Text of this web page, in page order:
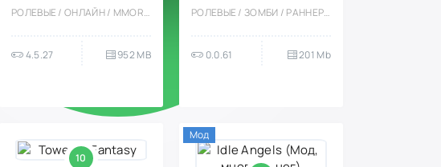
РОЛЕВЫЕ / ОНЛАЙН / MMORPG / АНИМЕ / МНОГОПОЛЬЗОВАТЕЛЬСКАЯ / СОРЕВНОВАТЕЛЬНАЯ / PVP / ЭКШЕНЫ / БОЛЬШАЯ / ВСТРОЕННЫЙ КЕШ
4.5.27 952 MB
РОЛЕВЫЕ / ЗОМБИ / РАННЕРЫ / ЭКШЕНЫ / ОДНОПОЛЬЗОВАТЕЛЬСКИЕ / МОД / ОФЛАЙН / СТРАТЕГИИ / АНИМЕ
0.0.61 201 Mb
10
Мод